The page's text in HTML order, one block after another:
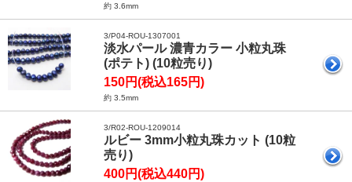
約 3.6mm
3/P04-ROU-1307001
淡水パール 濃青カラー 小粒丸珠
(ポテト) (10粒売り)
150円(税込165円)
約 3.5mm
3/R02-ROU-1209014
ルビー 3mm小粒丸珠カット (10粒
売り)
400円(税込440円)